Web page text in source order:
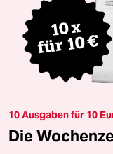
10 Ausgaben für 10
Die